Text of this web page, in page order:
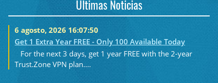
Últimas Noticias
6 agosto, 2026 16:07:50
Get 1 Extra Year FREE - Only 100 Available Today
For the next 3 days, get 1 year FREE with the 2-year
Trust.Zone VPN plan....